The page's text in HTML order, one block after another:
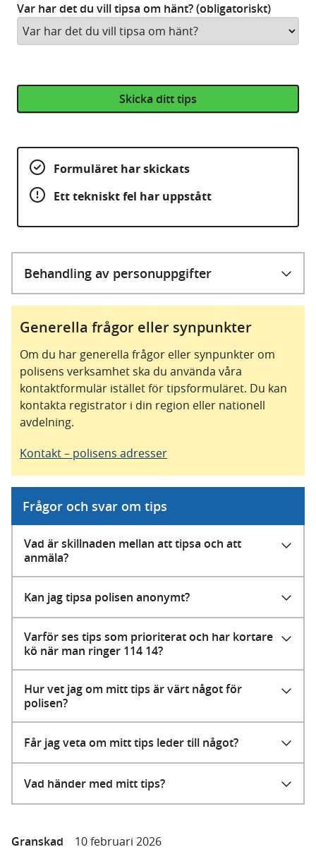
Var har det du vill tipsa om hänt? (obligatoriskt)
Skicka ditt tips
Formuläret har skickats
Ett tekniskt fel har uppstått
Behandling av personuppgifter
Generella frågor eller synpunkter
Om du har generella frågor eller synpunkter om
polisens verksamhet ska du använda våra
kontaktformulär istället för tipsformuläret. Du kan
kontakta registrator i din region eller nationell
avdelning.
Kontakt – polisens adresser
Frågor och svar om tips
Vad är skillnaden mellan att tipsa och att
anmäla?
Kan jag tipsa polisen anonymt?
Varför ses tips som prioriterat och har kortare
kö när man ringer 114 14?
Hur vet jag om mitt tips är värt något för
polisen?
Får jag veta om mitt tips leder till något?
Vad händer med mitt tips?
Granskad 10 februari 2026